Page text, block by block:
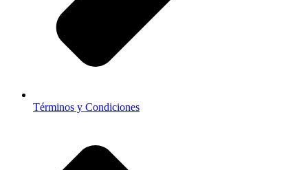
Términos y Condiciones